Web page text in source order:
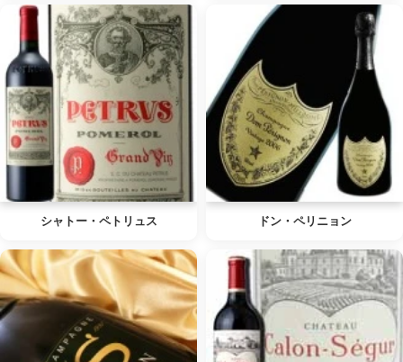
シャトー・ペトリュス ドン・ペリニョン